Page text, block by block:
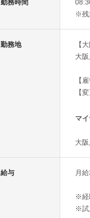
勤務時間
※残
勤務地
【
大
【
【
マ
大
給与 月
※経
※試